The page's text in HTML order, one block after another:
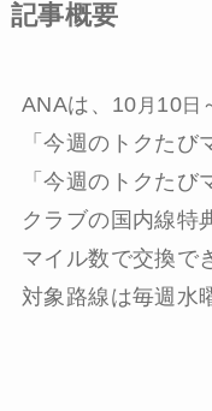
記事概要
ANAは、10 月 10日
「今週のトクたび
「今週のトクた
クラブの国内線特
マイル数で交換で
対象路線は毎週水